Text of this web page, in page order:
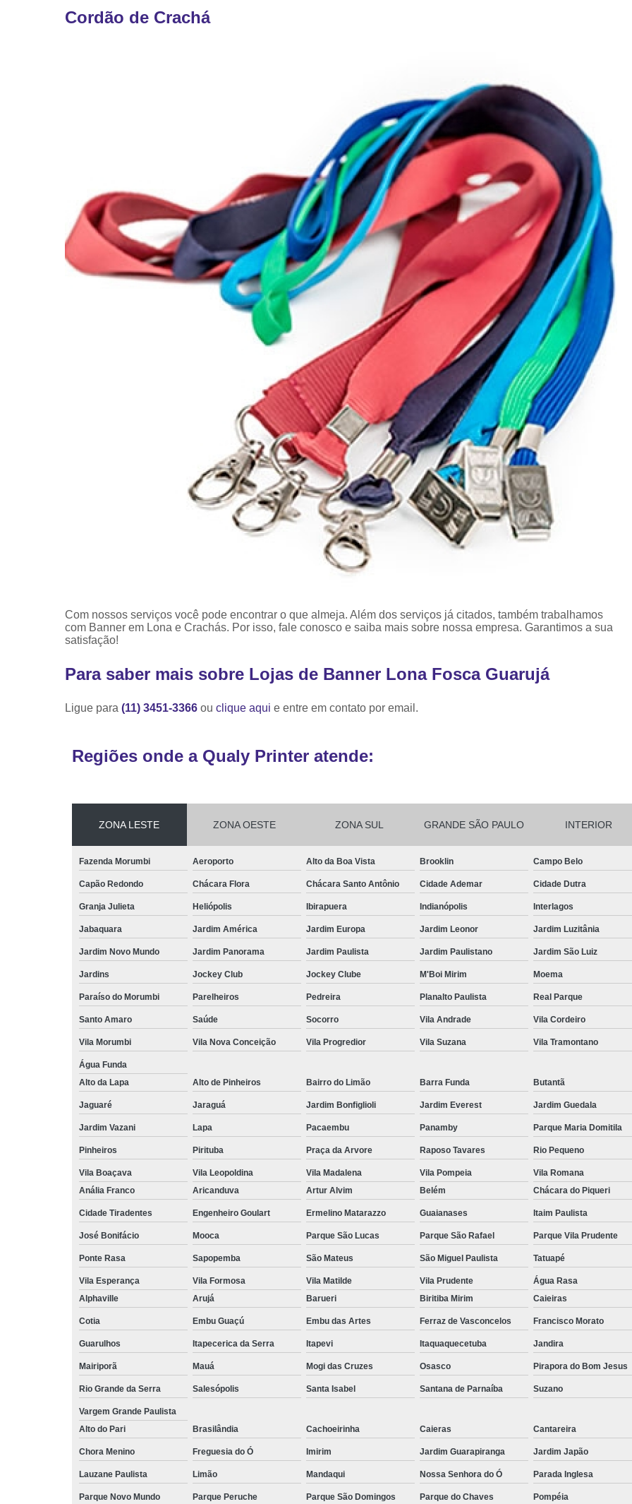
Crachás Personalizados para
Impressora Datacard
Impressora de Crachá
Impressora de Etiquetas Argox
Impressora Zebra
Porta Crachá Conjugado
Porta
Porta Crachá Plástico
Porta Crachá Transparente
Ribbon Colorido
Ribbon
Ribbon Fargo
Ribbon
Ribbon Resina
Ribbon de Impressora
Ribbon Impressora
Ribbon Impressora
Ribbon para Impressora de
Ribbon para Impressora Zebra
Ribbon da Impressora Rio Grande
Ribbon de Impressoras
Ribbon Metalizado
Ribbon para
Ribbon para Zebra Gc420t Minas
Cordão de Crachá
Com nossos serviços você pode encontrar o que almeja. Além dos serviços já citados, também trabalhamos
com Banner em Lona e Crachás. Por isso, fale conosco e saiba mais sobre nossa empresa. Garantimos a sua
satisfação!
Para saber mais sobre Lojas de Banner Lona Fosca Guarujá
Ligue para (11) 3451-3366 ou clique aqui e entre em contato por email.
Regiões onde a Qualy Printer atende:
ZONA LESTE ZONA OESTE ZONA SUL GRANDE SÃO PAULO INTERIOR
Fazenda Morumbi Aeroporto Alto da Boa Vista Brooklin Campo Belo
Capão Redondo Chácara Flora Chácara Santo Antônio Cidade Ademar Cidade Dutra
Granja Julieta Heliópolis Ibirapuera Indianópolis Interlagos
Jabaquara Jardim América Jardim Europa Jardim Leonor Jardim Luzitânia
Jardim Novo Mundo Jardim Panorama Jardim Paulista Jardim Paulistano Jardim São Luiz
Jardins Jockey Club Jockey Clube M'Boi Mirim Moema
Paraíso do Morumbi Parelheiros Pedreira Planalto Paulista Real Parque
Santo Amaro Saúde Socorro Vila Andrade Vila Cordeiro
Vila Morumbi Vila Nova Conceição Vila Progredior Vila Suzana Vila Tramontano
Água Funda
Alto da Lapa
Alto de Pinheiros Bairro do Limão Barra Funda Butantã
Jaguaré Jaraguá Jardim Bonfiglioli Jardim Everest Jardim Guedala
Jardim Vazani Lapa Pacaembu Panamby Parque Maria Domitila
Pinheiros Pirituba Praça da Arvore Raposo Tavares Rio Pequeno
Vila Boaçava Vila Leopoldina Vila Madalena Vila Pompeia Vila Romana
Anália Franco
Aricanduva Artur Alvim Belém Chácara do Piqueri
Cidade Tiradentes Engenheiro Goulart Ermelino Matarazzo Guaianases Itaim Paulista
José Bonifácio Mooca Parque São Lucas Parque São Rafael Parque Vila Prudente
Ponte Rasa Sapopemba São Mateus São Miguel Paulista Tatuapé
Vila Esperança Vila Formosa Vila Matilde Vila Prudente
Água Rasa
Alphaville
Arujá Barueri Biritiba Mirim Caieiras
Cotia Embu Guaçú Embu das Artes Ferraz de Vasconcelos Francisco Morato
Guarulhos Itapecerica da Serra Itapevi Itaquaquecetuba Jandira
Mairiporã Mauá Mogi das Cruzes Osasco Pirapora do Bom Jesus
Rio Grande da Serra Salesópolis Santa Isabel Santana de Parnaíba Suzano
Vargem Grande Paulista
Alto do Pari
Brasilândia Cachoeirinha Caieras Cantareira
Chora Menino Freguesia do Ó Imirim Jardim Guarapiranga Jardim Japão
Lauzane Paulista Limão Mandaqui Nossa Senhora do Ó Parada Inglesa
Parque Novo Mundo Parque Peruche Parque São Domingos Parque do Chaves Pompéia